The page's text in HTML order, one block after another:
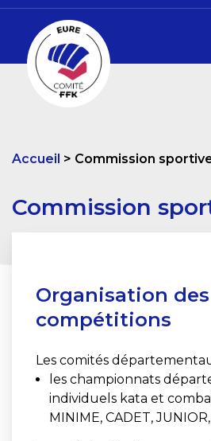
Accueil Commission
Commission
Organisation des
compétitions
Les comités
les championnats
individuels kata et
MINIME, CADET,